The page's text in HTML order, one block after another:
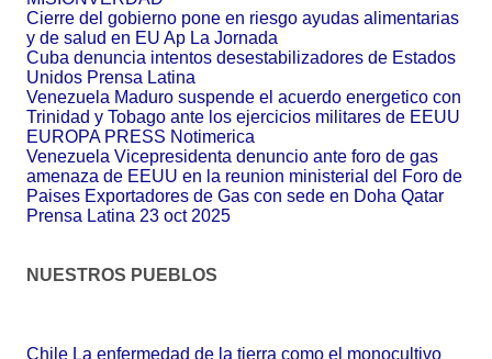
Cierre del gobierno pone en riesgo ayudas alimentarias
y de salud en EU Ap La Jornada
Cuba denuncia intentos desestabilizadores de Estados
Unidos Prensa Latina
Venezuela Maduro suspende el acuerdo energetico con
Trinidad y Tobago ante los ejercicios militares de EEUU
EUROPA PRESS Notimerica
Venezuela Vicepresidenta denuncio ante foro de gas
amenaza de EEUU en la reunion ministerial del Foro de
Paises Exportadores de Gas con sede en Doha Qatar
Prensa Latina 23 oct 2025
NUESTROS PUEBLOS
Chile La enfermedad de la tierra como el monocultivo